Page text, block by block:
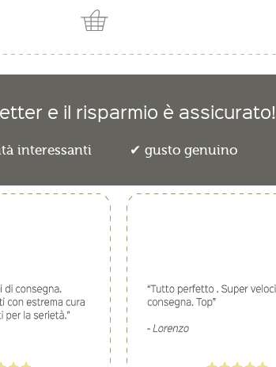
e il risparmio è assicurato!
interessanti gusto genuino